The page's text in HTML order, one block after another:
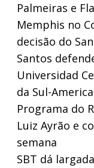
Palmeiras e
Memphis no
decisão do
Santos
Universidad
da Sul-
Programa do
Luiz Ayrão e
semana
SBT dá